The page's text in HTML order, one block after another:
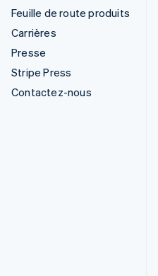
Feuille de route produits
Carrières
Presse
Stripe Press
Contactez-nous